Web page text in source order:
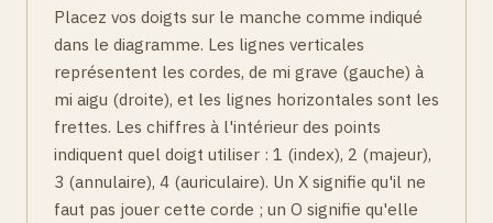
Placez vos doigts sur le manche comme indiqué
dans le diagramme. Les lignes verticales
représentent les cordes, de mi grave (gauche) à
mi aigu (droite), et les lignes horizontales sont les
frettes. Les chiffres à l'intérieur des points
indiquent quel doigt utiliser : 1 (index), 2 (majeur),
3 (annulaire), 4 (auriculaire). Un X signifie qu'il ne
faut pas jouer cette corde ; un O signifie qu'elle